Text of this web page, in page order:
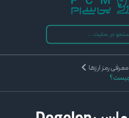
معرفی رمز ارزها